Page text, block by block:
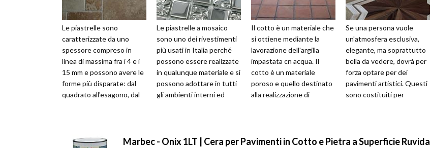
Le piastrelle sono
caratterizzate da uno
spessore compreso in
linea di massima fra i 4 e i
15 mm e possono avere le
forme più disparate: dal
quadrato all'esagono, dal
Le piastrelle a mosaico
sono uno dei rivestimenti
più usati in Italia perché
possono essere realizzate
in qualunque materiale e si
possono adottare in tutti
gli ambienti interni ed
Il cotto è un materiale che
si ottiene mediante la
lavorazione dell'argilla
impastata cn acqua. Il
cotto è un materiale
poroso e quello destinato
alla realizzazione di
Se una persona vuole
un'atmosfera esclusiva,
elegante, ma soprattutto
bella da vedere, dovrà per
forza optare per dei
pavimenti artistici. Questi
sono costituiti per
Marbec - Onix 1LT | Cera per Pavimenti in Cotto e Pietra a Superficie Ruvida